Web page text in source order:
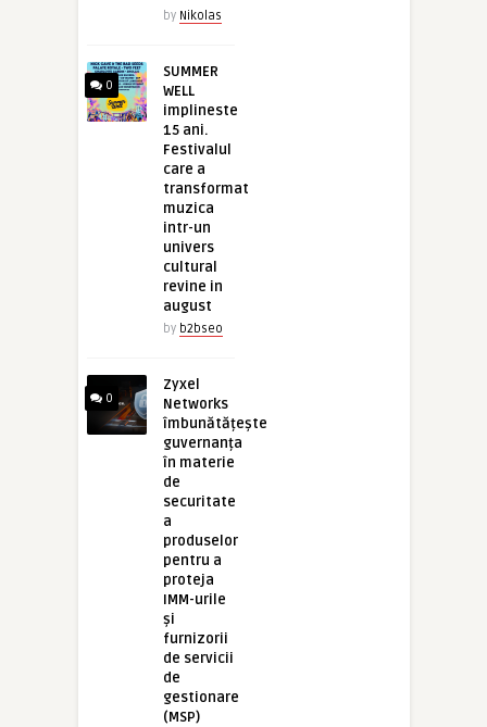
by Nikolas
0
SUMMER
WELL
implineste
15 ani.
Festivalul
care a
transformat
muzica
intr-un
univers
cultural
revine in
august
by b2bseo
0
Zyxel
Networks
îmbunătățește
guvernanța
în materie
de
securitate
a
produselor
pentru a
proteja
IMM-urile
și
furnizorii
de servicii
de
gestionare
(MSP)